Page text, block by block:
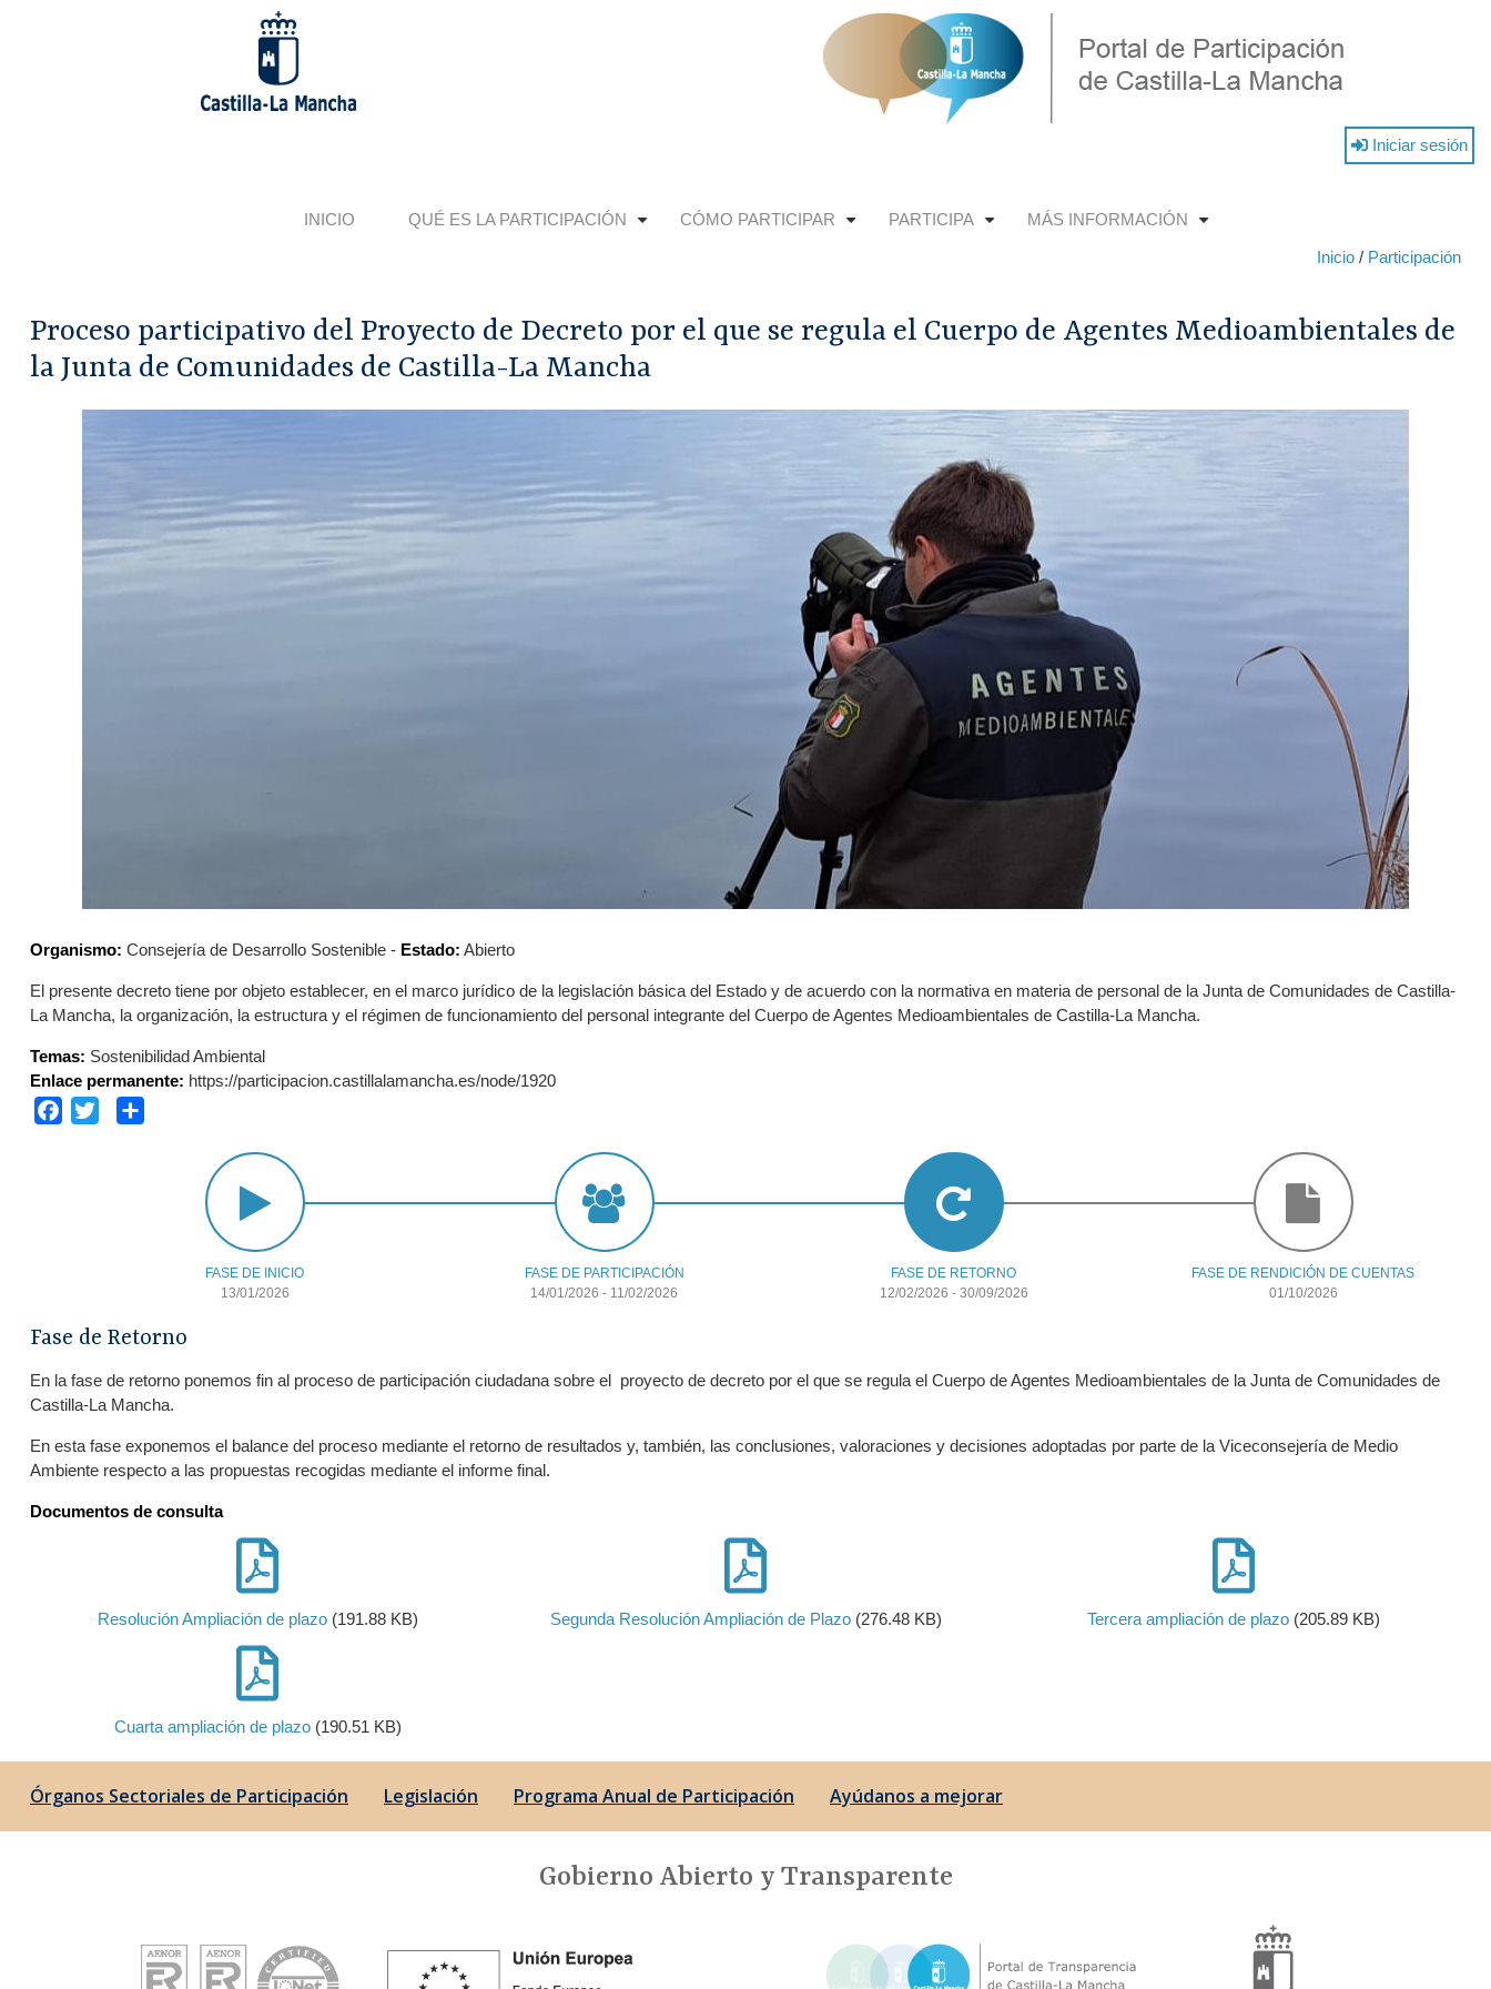
Iniciar sesión
INICIO QUÉ ES LA PARTICIPACIÓN CÓMO PARTICIPAR PARTICIPA
MÁS INFORMACIÓN
Inicio / Participación
Proceso participativo del Proyecto de Decreto por el que se regula el Cuerpo de Agentes Medioambientales de
la Junta de Comunidades de Castilla-La Mancha
Organismo: Consejería de Desarrollo Sostenible - Estado: Abierto
El presente decreto tiene por objeto establecer, en el marco jurídico de la legislación básica del Estado y de acuerdo con la normativa en materia de personal de la Junta de Comunidades de Castilla-
La Mancha, la organización, la estructura y el régimen de funcionamiento del personal integrante del Cuerpo de Agentes Medioambientales de Castilla-La Mancha.
Temas: Sostenibilidad Ambiental
Enlace permanente: https://participacion.castillalamancha.es/node/1920
Facebook
Twitter
FASE DE INICIO
13/01/2026
FASE DE PARTICIPACIÓN
14/01/2026 - 11/02/2026
FASE DE RETORNO
12/02/2026 - 30/09/2026
FASE DE RENDICIÓN DE CUENTAS
01/10/2026
Fase de Retorno
En la fase de retorno ponemos fin al proceso de participación ciudadana sobre el proyecto de decreto por el que se regula el Cuerpo de Agentes Medioambientales de la Junta de Comunidades de
Castilla-La Mancha.
En esta fase exponemos el balance del proceso mediante el retorno de resultados y, también, las conclusiones, valoraciones y decisiones adoptadas por parte de la Viceconsejería de Medio
Ambiente respecto a las propuestas recogidas mediante el informe final.
Documentos de consulta
Resolución Ampliación de plazo (191.88 KB) Segunda Resolución Ampliación de Plazo (276.48 KB) Tercera ampliación de plazo (205.89 KB)
Cuarta ampliación de plazo (190.51 KB)
Órganos Sectoriales de Participación Legislación Programa Anual de Participación Ayúdanos a mejorar
Gobierno Abierto y Transparente